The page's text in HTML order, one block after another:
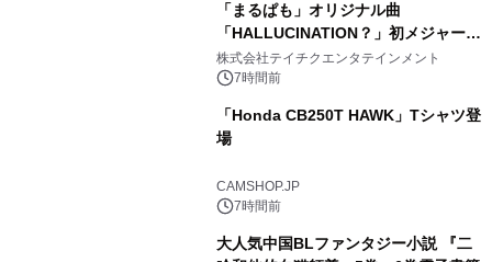
「まるぱも」オリジナル曲
「HALLUCINATION？」初メジャー配
信リリース決定！
株式会社テイチクエンタテインメント
7時間前
「Honda CB250T HAWK」Tシャツ登
場
CAMSHOP.JP
7時間前
大人気中国BLファンタジー小説 『二